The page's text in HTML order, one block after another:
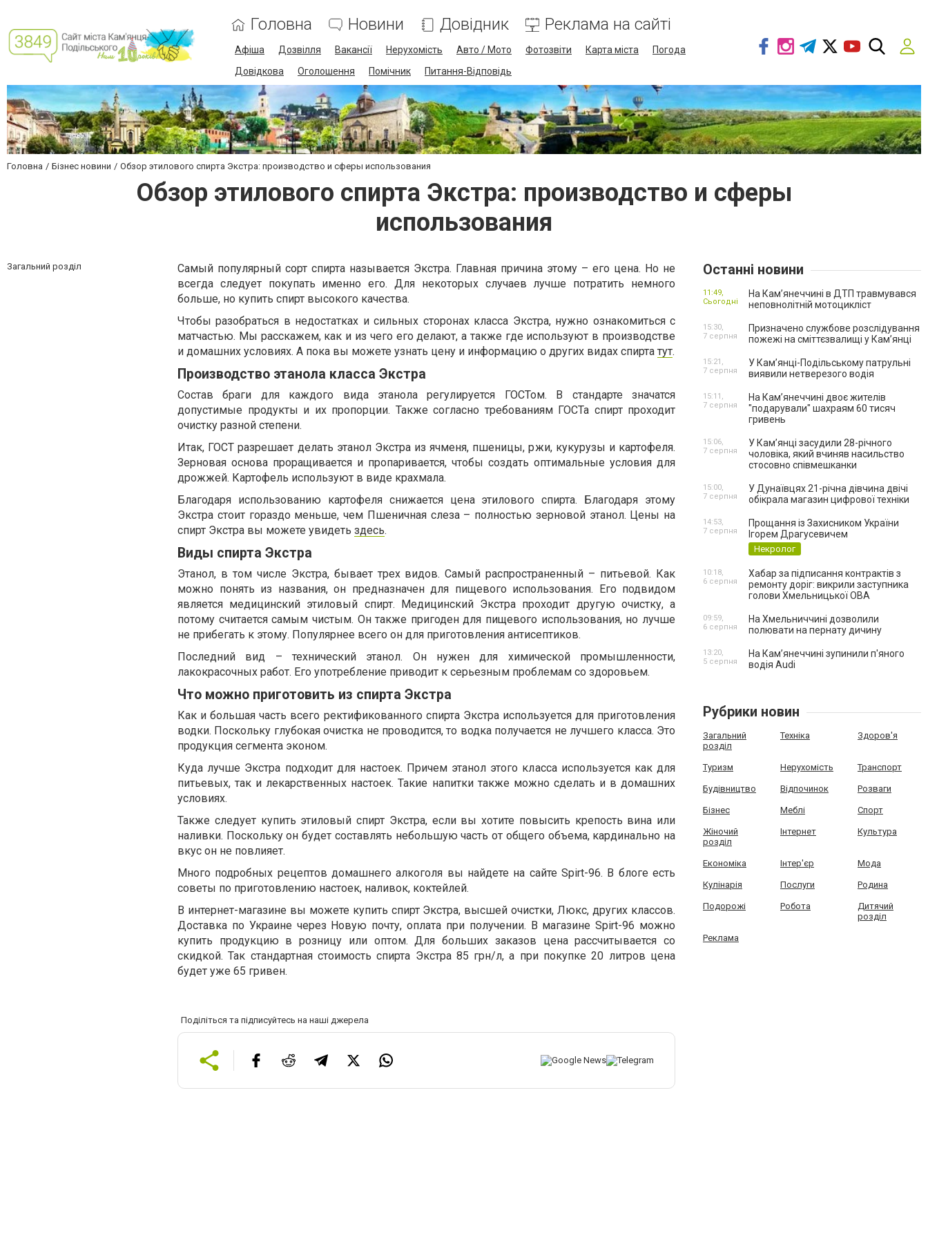
Головна Новини Довідник Реклама на сайті
Афіша Дозвілля Вакансії Нерухомість Авто / Мото Фотозвіти Карта міста
Погода
Довідкова
Оголошення Помічник Питання-Відповідь
Головна Бізнес новини Обзор этилового спирта Экстра: производство и сферы использования
Обзор этилового спирта Экстра: производство и сферы
использования
Загальний розділ
Самый популярный сорт спирта называется Экстра. Главная причина этому – его цена. Но не
всегда следует покупать именно его. Для некоторых случаев лучше потратить немного
больше, но купить спирт высокого качества.
Чтобы разобраться в недостатках и сильных сторонах класса Экстра, нужно ознакомиться с
матчастью. Мы расскажем, как и из чего его делают, а также где используют в производстве
и домашних условиях. А пока вы можете узнать цену и информацию о других видах спирта тут.
Производство этанола класса Экстра
Состав браги для каждого вида этанола регулируется ГОСТом. В стандарте значатся
допустимые продукты и их пропорции. Также согласно требованиям ГОСТа спирт проходит
очистку разной степени.
Итак, ГОСТ разрешает делать этанол Экстра из ячменя, пшеницы, ржи, кукурузы и картофеля.
Зерновая основа проращивается и пропаривается, чтобы создать оптимальные условия для
дрожжей. Картофель используют в виде крахмала.
Благодаря использованию картофеля снижается цена этилового спирта. Благодаря этому
Экстра стоит гораздо меньше, чем Пшеничная слеза – полностью зерновой этанол. Цены на
спирт Экстра вы можете увидеть здесь.
Виды спирта Экстра
Этанол, в том числе Экстра, бывает трех видов. Самый распространенный – питьевой. Как
можно понять из названия, он предназначен для пищевого использования. Его подвидом
является медицинский этиловый спирт. Медицинский Экстра проходит другую очистку, а
потому считается самым чистым. Он также пригоден для пищевого использования, но лучше
не прибегать к этому. Популярнее всего он для приготовления антисептиков.
Последний вид – технический этанол. Он нужен для химической промышленности,
лакокрасочных работ. Его употребление приводит к серьезным проблемам со здоровьем.
Что можно приготовить из спирта Экстра
Как и большая часть всего ректификованного спирта Экстра используется для приготовления
водки. Поскольку глубокая очистка не проводится, то водка получается не лучшего класса. Это
продукция сегмента эконом.
Куда лучше Экстра подходит для настоек. Причем этанол этого класса используется как для
питьевых, так и лекарственных настоек. Такие напитки также можно сделать и в домашних
условиях.
Также следует купить этиловый спирт Экстра, если вы хотите повысить крепость вина или
наливки. Поскольку он будет составлять небольшую часть от общего объема, кардинально на
вкус он не повлияет.
Много подробных рецептов домашнего алкоголя вы найдете на сайте Spirt-96. В блоге есть
советы по приготовлению настоек, наливок, коктейлей.
В интернет-магазине вы можете купить спирт Экстра, высшей очистки, Люкс, других классов.
Доставка по Украине через Новую почту, оплата при получении. В магазине Spirt-96 можно
купить продукцию в розницу или оптом. Для больших заказов цена рассчитывается со
скидкой. Так стандартная стоимость спирта Экстра 85 грн/л, а при покупке 20 литров цена
будет уже 65 гривен.
Поділіться та підписуйтесь на наші джерела
Останні новини
На Кам’янеччині в ДТП травмувався
неповнолітній мотоцикліст
11:49,
Сьогодні
Призначено службове розслідування
пожежі на сміттєзвалищі у Кам’янці
15:30,
7 серпня
У Кам’янці-Подільському патрульні
виявили нетверезого водія
15:21,
7 серпня
На Камʼянеччині двоє жителів
"подарували" шахраям 60 тисяч
гривень
15:11,
7 серпня
У Камʼянці засудили 28-річного
чоловіка, який вчиняв насильство
стосовно співмешканки
15:06,
7 серпня
У Дунаївцях 21-річна дівчина двічі
обікрала магазин цифрової техніки
15:00,
7 серпня
Прощання із Захисником України
Ігорем Драгусевичем
Некролог
14:53,
7 серпня
Хабар за підписання контрактів з
ремонту доріг: викрили заступника
голови Хмельницької ОВА
10:18,
6 серпня
На Хмельниччині дозволили
полювати на пернату дичину
09:59,
6 серпня
На Камʼянеччині зупинили п'яного
водія Audi
13:20,
5 серпня
Рубрики новин
Загальний
розділ
Техніка Здоров'я
Туризм Нерухомість Транспорт
Будівництво Відпочинок Розваги
Бізнес Меблі Спорт
Жіночий
розділ
Інтернет Культура
Економіка Інтер'єр Мода
Кулінарія Послуги Родина
Подорожі Робота
Дитячий
розділ
Реклама